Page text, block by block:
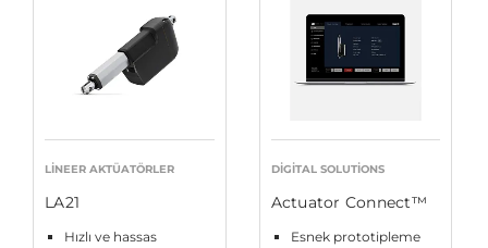
LINEER AKTÜATÖRLER
LA21
Hızlı ve hassas
DIGITAL SOLUTIONS
Actuator Connect™
Esnek prototipleme